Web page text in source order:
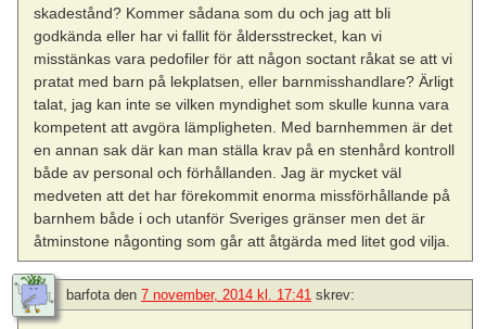
skadestånd? Kommer sådana som du och jag att bli
godkända eller har vi fallit för åldersstrecket, kan vi
misstänkas vara pedofiler för att någon soctant råkat se att vi
pratat med barn på lekplatsen, eller barnmisshandlare? Ärligt
talat, jag kan inte se vilken myndighet som skulle kunna vara
kompetent att avgöra lämpligheten. Med barnhemmen är det
en annan sak där kan man ställa krav på en stenhård kontroll
både av personal och förhållanden. Jag är mycket väl
medveten att det har förekommit enorma missförhållande på
barnhem både i och utanför Sveriges gränser men det är
åtminstone någonting som går att åtgärda med litet god vilja.
barfotaden 7 november, 2014 kl. 17:41 skrev: